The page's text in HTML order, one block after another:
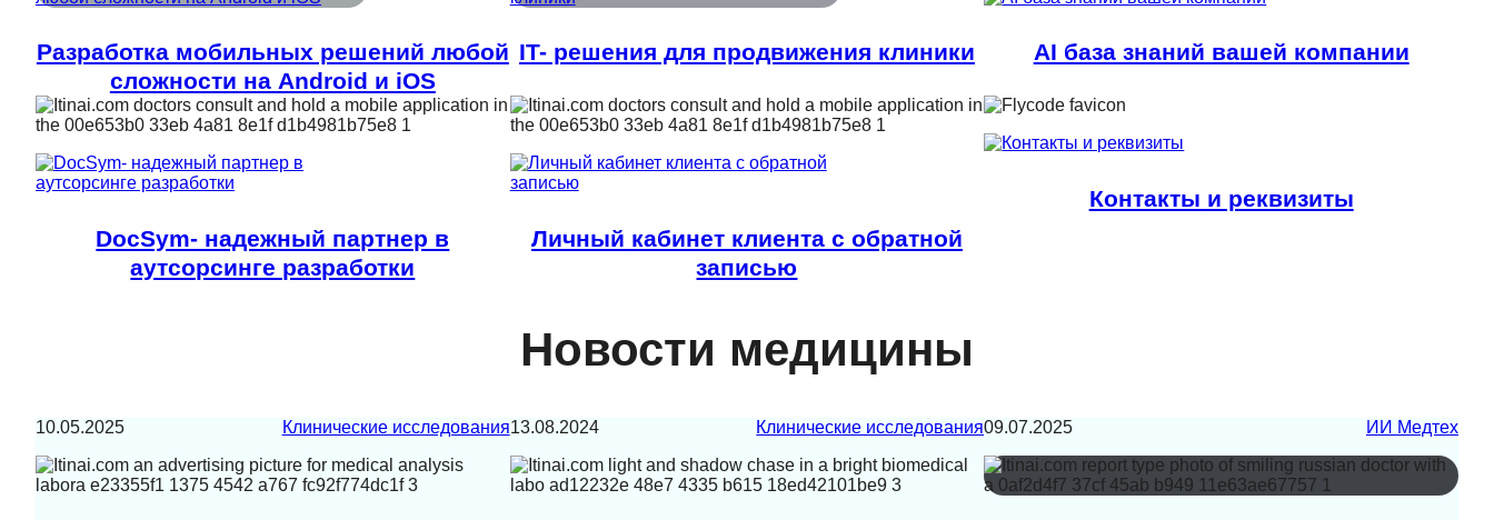
Разработка мобильных решений любой
сложности на Android и iOS
IT- решения для продвижения клиники AI база знаний вашей компании
DocSym- надежный партнер в
аутсорсинге разработки
Личный кабинет клиента с обратной
записью
Контакты и реквизиты
Новости медицины
10.05.2025 Клинические исследования13.08.2024 Клинические исследования09.07.2025 ИИ Медтех